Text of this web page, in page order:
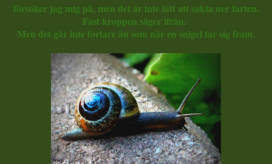
försöker jag mig på, men det är inte lätt att sakta ner farten.
Fast kroppen säger ifrån.
Men det går inte fortare än som när en snigel tar sig fram.